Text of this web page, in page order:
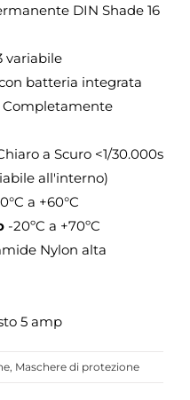
DIN Shade 16
variabile
batteria integrata
a Scuro <1/30.000s
all'interno)
a +60°C
-20ºC a +70ºC
Nylon alta
5 amp
, Maschere di protezione